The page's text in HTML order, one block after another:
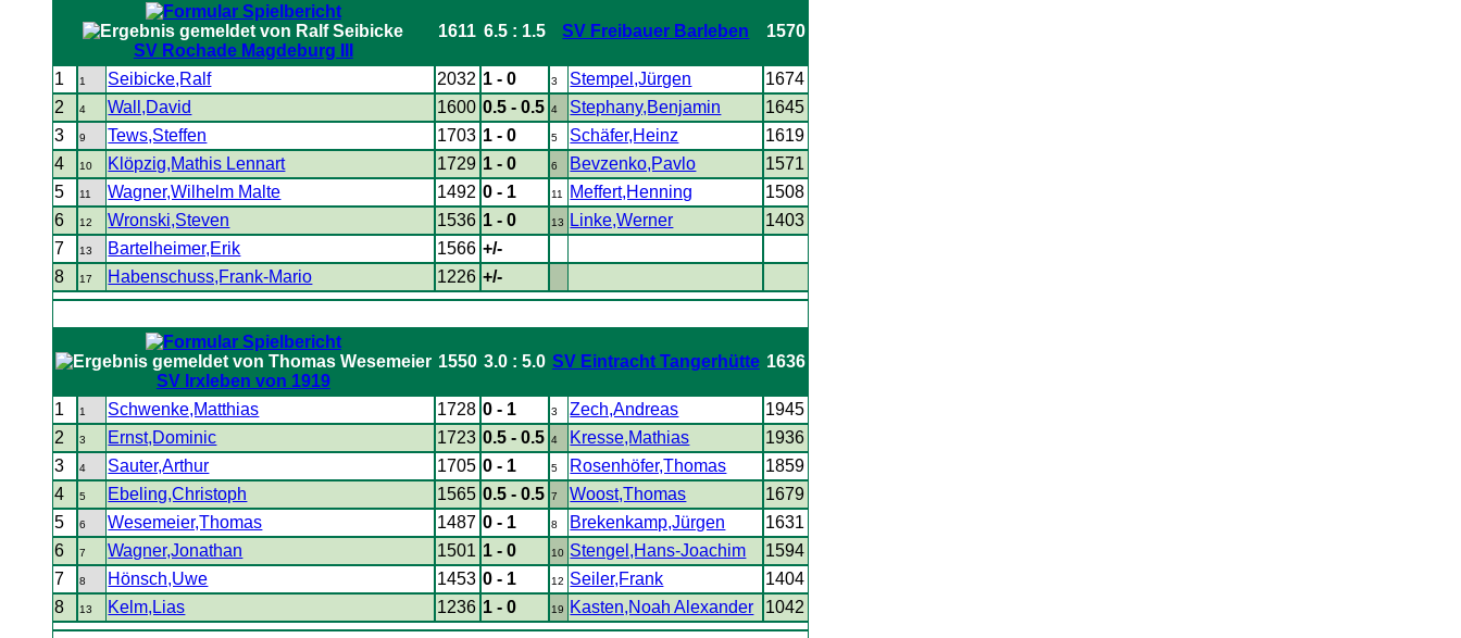
SV Rochade Magdeburg III
1611 6.5 : 1.5 SV Freibauer Barleben 1570
1 1 Seibicke,Ralf 2032 1 - 0 3 Stempel,Jürgen
1674
2
4 Wall,David 1600 0.5 - 0.5 4 Stephany,Benjamin
1645
3
9 Tews,Steffen 1703 1 - 0 5 Schäfer,Heinz
1619
4
10 Klöpzig,Mathis Lennart 1729 1 - 0 6 Bevzenko,Pavlo
1571
5
11 Wagner,Wilhelm Malte 1492 0 - 1 11 Meffert,Henning
1508
6
12 Wronski,Steven 1536 1 - 0 13 Linke,Werner
1403
7
13 Bartelheimer,Erik 1566 +/-
8
17 Habenschuss,Frank-Mario 1226 +/-
SV Irxleben von 1919
1550 3.0 : 5.0 SV Eintracht Tangerhütte 1636
1 1 Schwenke,Matthias 1728 0 - 1 3 Zech,Andreas
1945
2
3 Ernst,Dominic 1723 0.5 - 0.5 4 Kresse,Mathias
1936
3
4 Sauter,Arthur 1705 0 - 1 5 Rosenhöfer,Thomas
1859
4
5 Ebeling,Christoph 1565 0.5 - 0.5 7 Woost,Thomas
1679
5
6 Wesemeier,Thomas 1487 0 - 1 8 Brekenkamp,Jürgen
1631
6
7 Wagner,Jonathan 1501 1 - 0 10 Stengel,Hans-Joachim
1594
7
8 Hönsch,Uwe 1453 0 - 1 12 Seiler,Frank
1404
8
13 Kelm,Lias 1236 1 - 0 19 Kasten,Noah Alexander 1042